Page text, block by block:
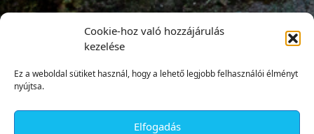
Cookie-hoz való hozzájárulás
kezelése
Ez a weboldal sütiket használ, hogy a lehető legjobb felhasználói élményt
nyújtsa.
Elfogadás